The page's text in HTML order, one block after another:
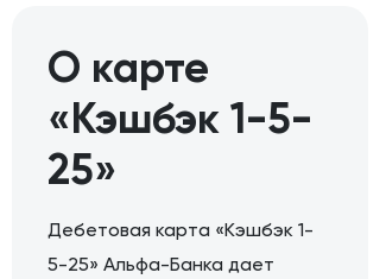
О карте
«Кэшбэк 1-5-
25»
Дебетовая карта «Кэшбэк 1-
5-25» Альфа-Банка дает